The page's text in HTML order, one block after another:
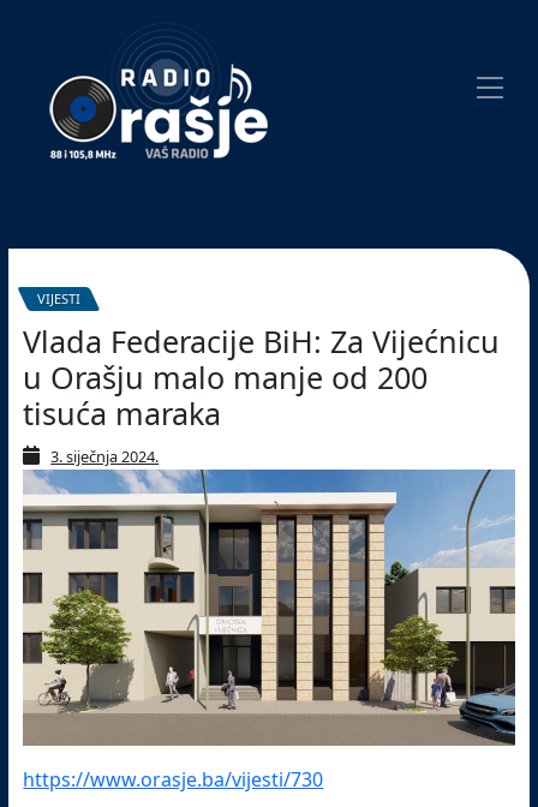
website!
VIJESTI
Vlada Federacije BiH: Za Vijećnicu
u Orašju malo manje od 200
tisuća maraka
3. siječnja 2024.
https://www.orasje.ba/vijesti/730